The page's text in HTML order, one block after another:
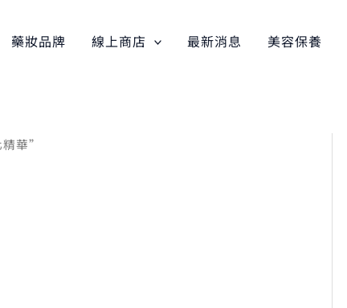
藥妝品牌 線上商店 最新消息 美容保養
華”